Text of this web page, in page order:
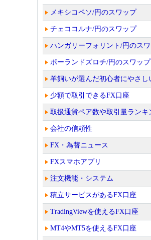
メキシコペソ/円のスワップ
チェココルナ/円のスワップ
ハンガリーフォリント/円のス
ポーランドズロチ/円のスワップ
羊飼いが選んだ初心者にやさし
少額で取引できるFX口座
取扱通貨ペア数や取引量ランキ
会社の信頼性
FX・為替ニュース
FXスマホアプリ
注文機能・システム
積立サービスがあるFX口座
TradingViewを使えるFX口座
MT4やMT5を使えるFX口座